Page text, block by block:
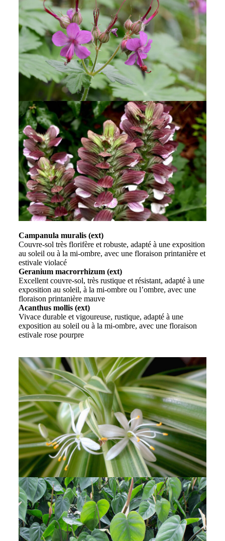
Campanula muralis (ext)
Couvre-sol très florifère et robuste, adapté à une exposition
au soleil ou à la mi-ombre, avec une floraison printanière et
estivale violacé
Geranium macrorrhizum (ext)
Excellent couvre-sol, très rustique et résistant, adapté à une
exposition au soleil, à la mi-ombre ou l’ombre, avec une
floraison printanière mauve
Acanthus mollis (ext)
Vivace durable et vigoureuse, rustique, adapté à une
exposition au soleil ou à la mi-ombre, avec une floraison
estivale rose pourpre